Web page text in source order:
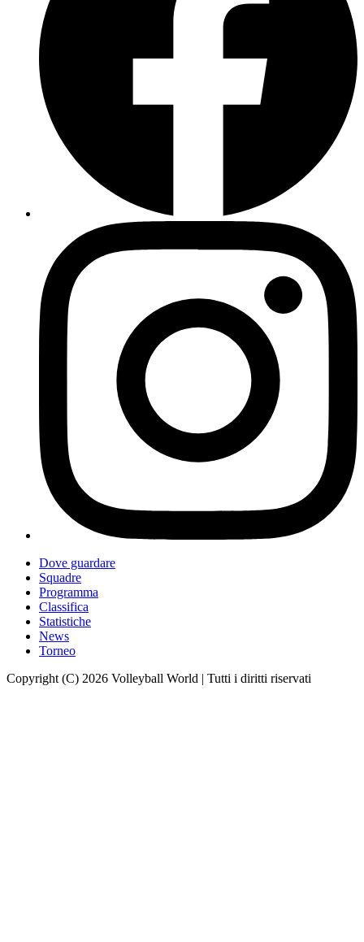
Dove guardare
Squadre
Programma
Classifica
Statistiche
News
Torneo
Copyright (C) 2026 Volleyball World | Tutti i diritti riservati